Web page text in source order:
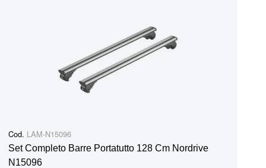
Cod. LAM-N15096
Set Completo Barre Portatutto 128 Cm Nordrive
N15096